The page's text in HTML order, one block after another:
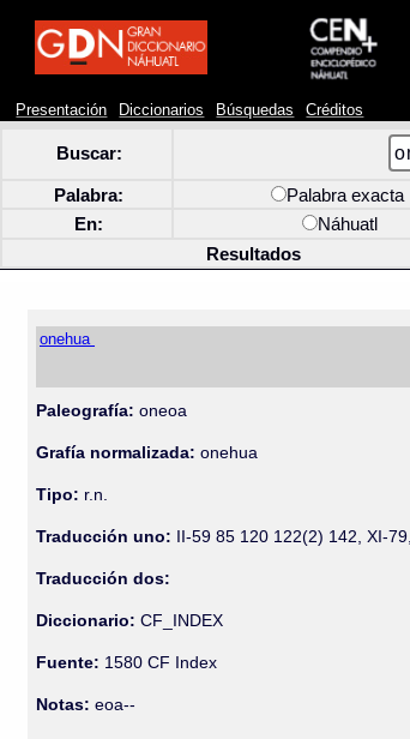
Presentación Diccionarios Búsquedas Créditos
Buscar:
Palabra: Palabra exacta
En:
Náhuatl
Resultados
onehua
Paleografía: oneoa
Grafía normalizada: onehua
Tipo: r.n.
Traducción uno: II-59 85 120 122(2) 142, XI-
Traducción dos:
Diccionario:CF_INDEX
Fuente: 1580 CF Index
Notas: eoa--